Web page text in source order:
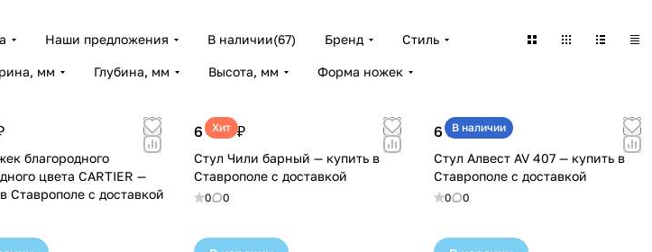
Наши предложения В наличии(67) Бренд Стиль
мм Глубина, мм Высота, мм Форма ножек
благородного
цвета CARTIER —
Ставрополе с доставкой
Хит
6 400 ₽
Стул Чили барный — купить в
Ставрополе с доставкой
0 0
В наличии
6 900 ₽
Стул Алвест AV 407 — купить в
Ставрополе с доставкой
0 0